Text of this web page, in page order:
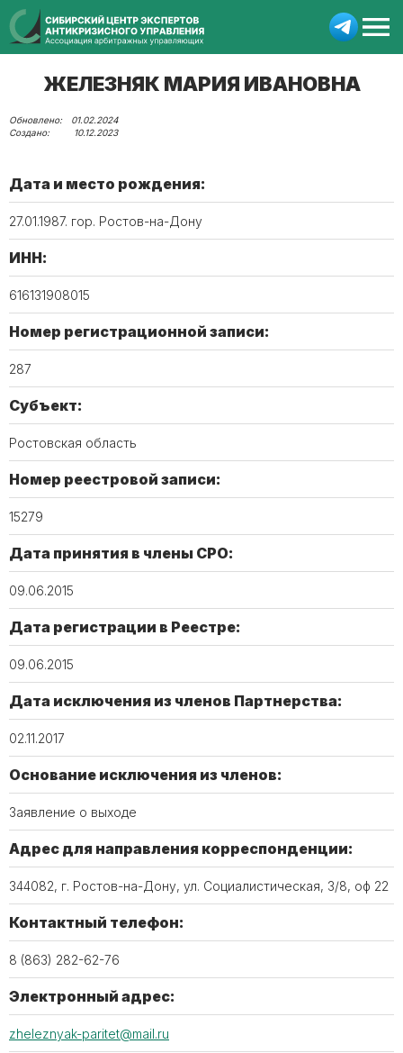
ЖЕЛЕЗНЯК МАРИЯ ИВАНОВНА
01.02.2024
10.12.2023
Дата и место рождения:
27.01.1987. гор. Ростов-на-Дону
ИНН:
616131908015
Номер регистрационной записи:
287
Субъект:
Ростовская область
Номер реестровой записи:
15279​
Дата принятия в члены СРО:
09.06.2015
Дата регистрации в Реестре:
09.06.2015
Дата исключения из членов Партнерства:
02.11.2017
Основание исключения из членов:
Заявление о выходе
Адрес для направления корреспонденции:
344082, г. Ростов-на-Дону, ул. Социалистическая, 3/8, оф 22
Контактный телефон:
8 (863) 282-62-76
Электронный адрес:
zheleznyak-paritet@mail.ru